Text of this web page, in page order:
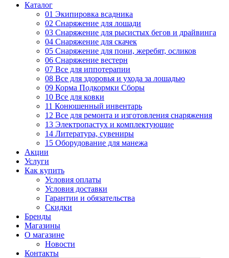
Каталог
01 Экипировка всадника
02 Снаряжение для лошади
03 Снаряжение для рысистых бегов и драйвинга
04 Снаряжение для скачек
05 Снаряжение для пони, жеребят, осликов
06 Снаряжение вестерн
07 Все для иппотерапии
08 Все для здоровья и ухода за лошадью
09 Корма Подкормки Сборы
10 Все для ковки
11 Конюшенный инвентарь
12 Все для ремонта и изготовления снаряжения
13 Электропастух и комплектующие
14 Литература, сувениры
15 Оборудование для манежа
Акции
Услуги
Как купить
Условия оплаты
Условия доставки
Гарантии и обязательства
Скидки
Бренды
Магазины
О магазине
Новости
Контакты